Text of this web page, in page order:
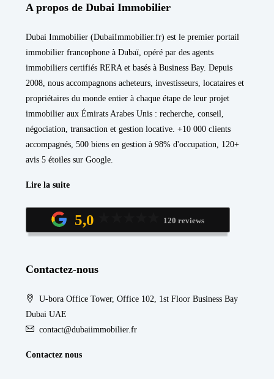
A propos de Dubai Immobilier
Dubai Immobilier (DubaiImmobilier.fr) est le premier portail
immobilier francophone à Dubaï, opéré par des agents
immobiliers certifiés RERA et basés à Business Bay. Depuis
2008, nous accompagnons acheteurs, investisseurs, locataires et
propriétaires du monde entier à chaque étape de leur projet
immobilier aux Émirats Arabes Unis : recherche, conseil,
négociation, transaction et gestion locative. +10 000 clients
accompagnés, 500 biens en gestion à 98% d'occupation, 120+
avis 5 étoiles sur Google.
Lire la suite
5,0 120 reviews
Contactez-nous
U-bora Office Tower, Office 102, 1st Floor Business Bay
Dubai UAE
contact@dubaiimmobilier.fr
Contactez nous